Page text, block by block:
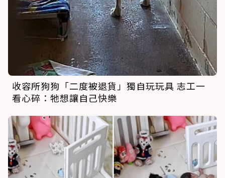
收容所狗狗「二度被退貨」獨自玩玩具 志工一
看心碎：牠想讓自己快樂